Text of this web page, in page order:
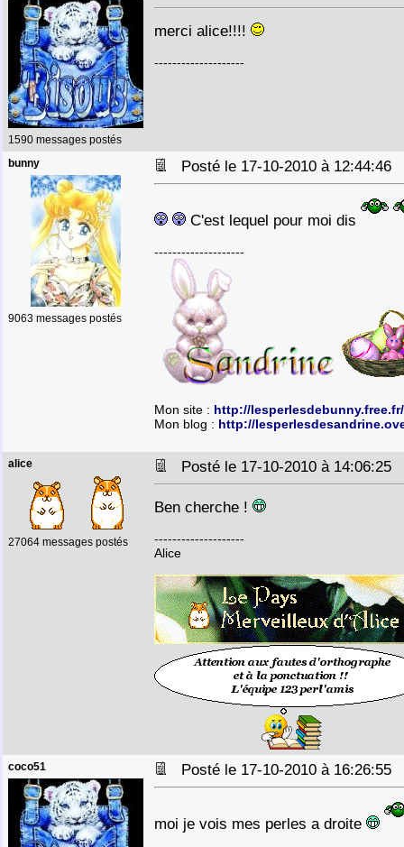
1590 messages postés
merci alice!!!!
--------------------
bunny
9063 messages postés
Posté le 17-10-2010 à 12:44:46
C'est lequel pour moi dis
--------------------
Mon site : http://lesperlesdebunny.free.fr/
Mon blog : http://
alice
27064 messages postés
Posté le 17-10-2010 à 14:06:25
Ben cherche !
--------------------
Alice
coco51 Posté le 17-10-2010 à 16:26:55
moi je vois mes perles a droite